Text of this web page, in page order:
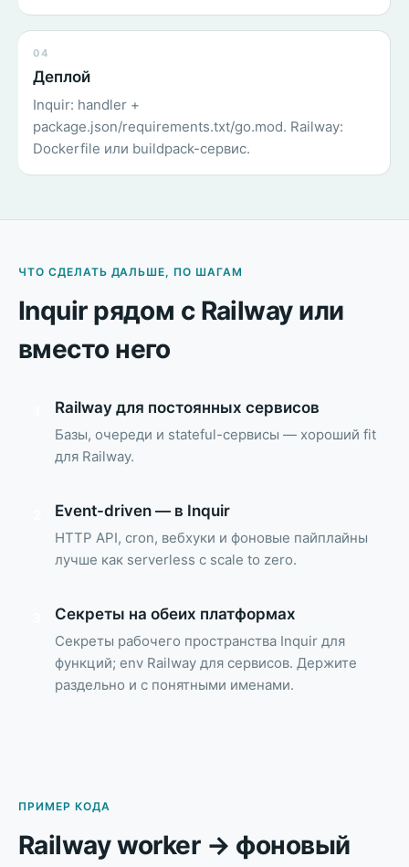
04
Деплой
Inquir: handler +
package.json/requirements.txt/go.mod. Railway:
Dockerfile или buildpack-сервис.
ЧТО СДЕЛАТЬ ДАЛЬШЕ, ПО ШАГАМ
Inquir рядом с Railway или
вместо него
Railway для постоянных сервисов
Базы, очереди и stateful-сервисы — хороший fit
для Railway.
Event-driven — в Inquir
HTTP API, cron, вебхуки и фоновые пайплайны
лучше как serverless с scale to zero.
Секреты на обеих платформах
Секреты рабочего пространства Inquir для
функций; env Railway для сервисов. Держите
раздельно и с понятными именами.
ПРИМЕР КОДА
Railway worker → фоновый